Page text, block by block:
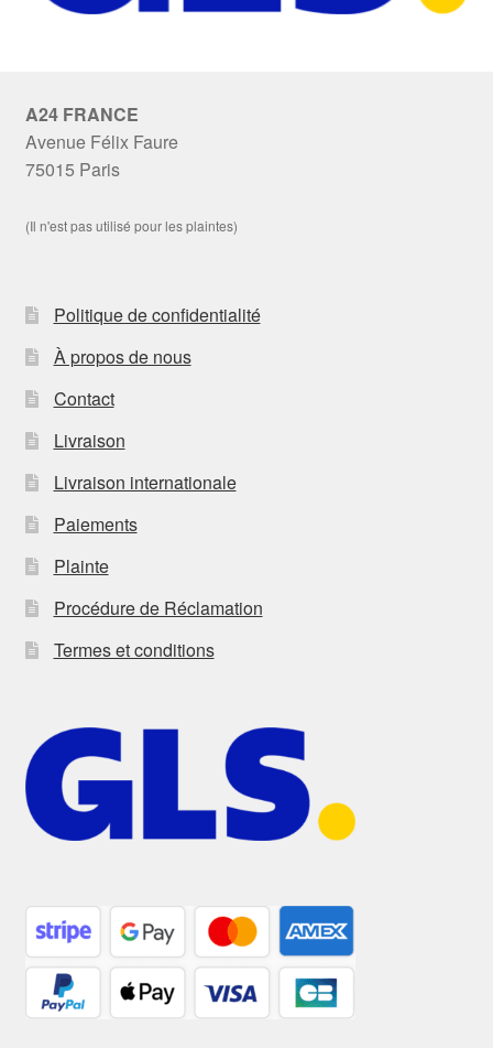
A24 FRANCE
Avenue Félix Faure
75015 Paris
(Il n'est pas utilisé pour les plaintes)
Politique de confidentialité
À propos de nous
Contact
Livraison
Livraison internationale
Paiements
Plainte
Procédure de Réclamation
Termes et conditions